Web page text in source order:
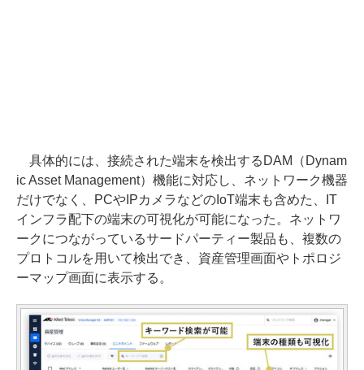
具体的には、接続された端末を検出するDAM（Dynam
ic Asset Management）機能に対応し、ネットワーク機器
だけでなく、PCやIPカメラなどのIoT端末も含めた、IT
インフラ配下の端末の可視化が可能になった。ネットワ
ークにつながっているサードパーティー製品も、複数の
プロトコルを用いて検出でき、資産管理画面やトポロジ
ーマップ画面に表示する。